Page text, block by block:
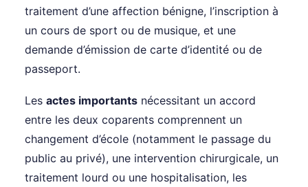
traitement d’une affection bénigne, l’inscription à
un cours de sport ou de musique, et une
demande d’émission de carte d’identité ou de
passeport.
Les actes importants nécessitant un accord
entre les deux coparents comprennent un
changement d’école (notamment le passage du
public au privé), une intervention chirurgicale, un
traitement lourd ou une hospitalisation, les